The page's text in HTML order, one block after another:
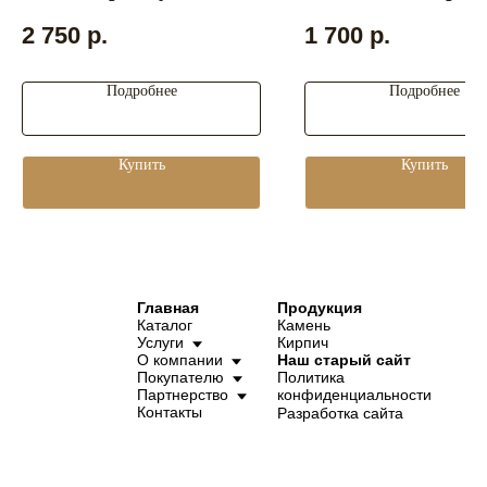
2 750 р.
Подробнее
Купить
1 700 р.
Подробнее
Купить